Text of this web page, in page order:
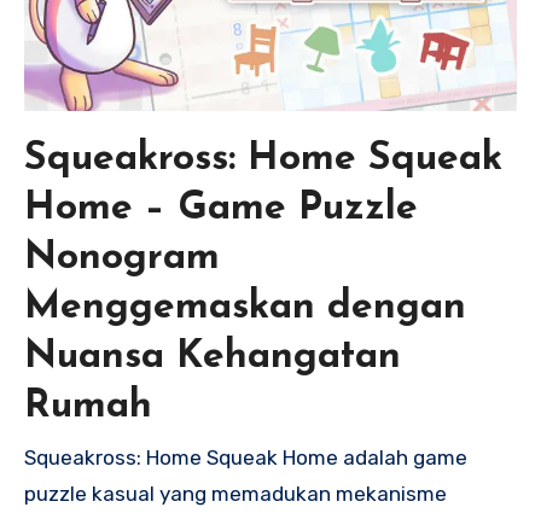
Squeakross: Home Squeak
Home – Game Puzzle
Nonogram
Menggemaskan dengan
Nuansa Kehangatan
Rumah
Squeakross: Home Squeak Home adalah game
puzzle kasual yang memadukan mekanisme